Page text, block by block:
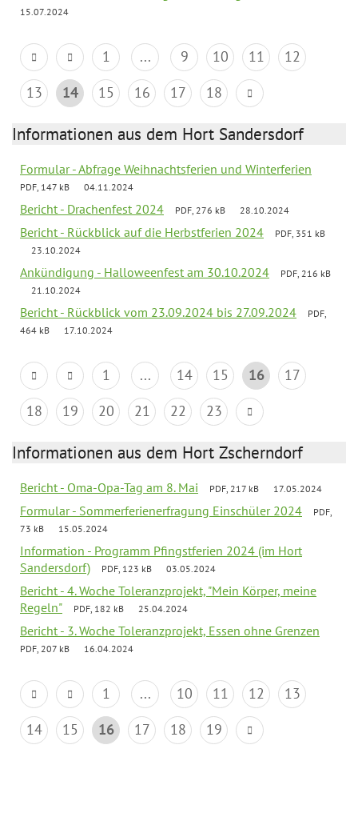
15.07.2024
1 ... 9 10 11
12
13
14 15 16 17 18
Informationen aus dem Hort Sandersdorf
Formular - Abfrage Weihnachtsferien und Winterferien
PDF, 147 kB 04.11.2024
Bericht - Drachenfest 2024 PDF, 276 kB 28.10.2024
Bericht - Rückblick auf die Herbstferien 2024
PDF, 351 kB
23.10.2024
Ankündigung - Halloweenfest am 30.10.2024
PDF, 216 kB
21.10.2024
Bericht - Rückblick vom 23.09.2024 bis 27.09.2024
PDF,
464 kB
17.10.2024
1 ... 14 15 16
17
18
19 20 21 22 23
Informationen aus dem Hort Zscherndorf
Bericht - Oma-Opa-Tag am 8. Mai PDF, 217 kB 17.05.2024
Formular - Sommerferienerfragung Einschüler 2024
PDF,
73 kB
15.05.2024
Information - Programm Pfingstferien 2024 (im Hort
Sandersdorf)
PDF, 123 kB 03.05.2024
Bericht - 4. Woche Toleranzprojekt, "Mein Körper, meine
Regeln"
PDF, 182 kB 25.04.2024
Bericht - 3. Woche Toleranzprojekt, Essen ohne Grenzen
PDF, 207 kB 16.04.2024
1 ... 10 11 12
13
14
15 16 17 18 19